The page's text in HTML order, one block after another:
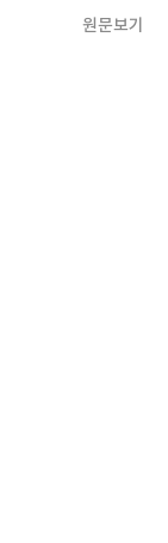
원문보기